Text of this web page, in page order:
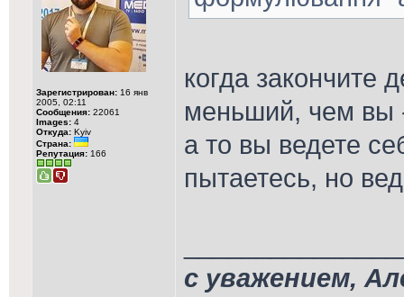
Зарегистрирован: 16 янв
2005, 02:11
Сообщения: 22061
Images: 4
Откуда: Kyiv
Страна:
Репутация: 166
когда закончите
меньший, чем вы
а то вы ведете
пытаетесь, но
с уважением,